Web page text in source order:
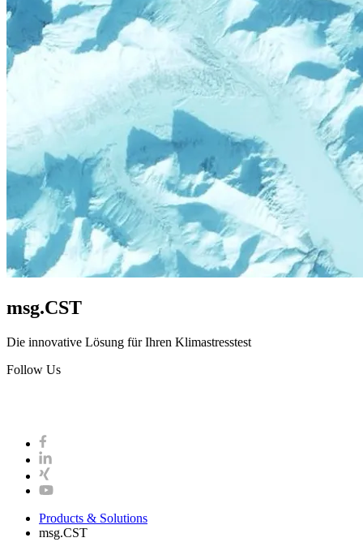
msg.CST
Die innovative Lösung für Ihren Klimastresstest
Follow Us
Products & Solutions
msg.CST